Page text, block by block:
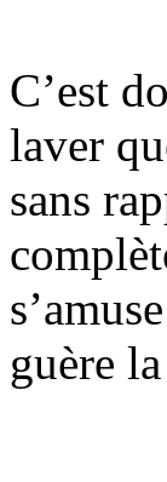
C’est
laver
sans
guère